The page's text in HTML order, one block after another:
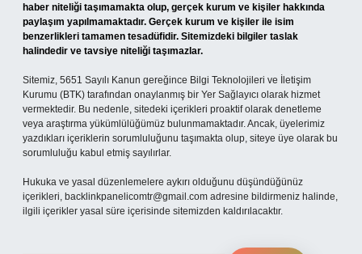
haber niteliği taşımamakta olup, gerçek kurum ve kişiler hakkında
paylaşım yapılmamaktadır. Gerçek kurum ve kişiler ile isim
benzerlikleri tamamen tesadüfidir. Sitemizdeki bilgiler taslak
halindedir ve tavsiye niteliği taşımazlar.
Sitemiz, 5651 Sayılı Kanun gereğince Bilgi Teknolojileri ve İletişim
Kurumu (BTK) tarafından onaylanmış bir Yer Sağlayıcı olarak hizmet
vermektedir. Bu nedenle, sitedeki içerikleri proaktif olarak denetleme
veya araştırma yükümlülüğümüz bulunmamaktadır. Ancak, üyelerimiz
yazdıkları içeriklerin sorumluluğunu taşımakta olup, siteye üye olarak bu
sorumluluğu kabul etmiş sayılırlar.
Hukuka ve yasal düzenlemelere aykırı olduğunu düşündüğünüz
içerikleri, backlinkpanelicomtr@gmail.com adresine bildirmeniz halinde,
ilgili içerikler yasal süre içerisinde sitemizden kaldırılacaktır.